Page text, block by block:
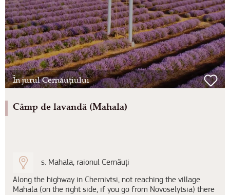
În jurul Cernăuțiului
Câmp de lavandă (Mahala)
s. Mahala, raionul Cernăuți
Along the highway in Chernivtsi, not reaching the village
Mahala (on the right side, if you go from Novoselytsia) there